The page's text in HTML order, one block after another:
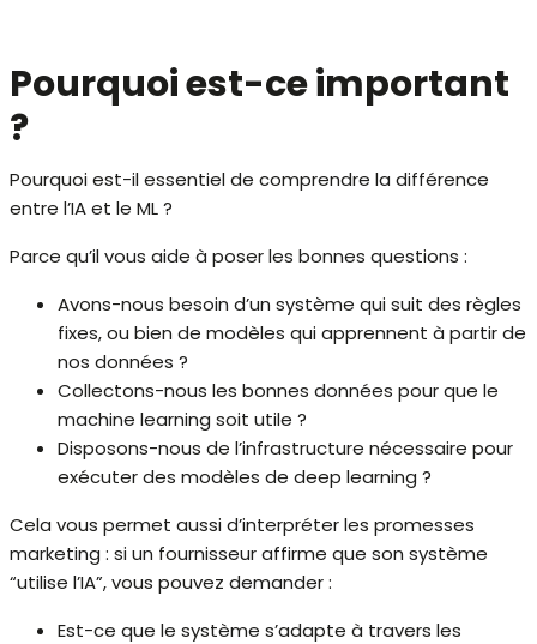
Pourquoi est-ce important
?
Pourquoi est-il essentiel de comprendre la différence
entre l’IA et le ML ?
Parce qu’il vous aide à poser les bonnes questions :
Avons-nous besoin d’un système qui suit des règles
fixes, ou bien de modèles qui apprennent à partir de
nos données ?
Collectons-nous les bonnes données pour que le
machine learning soit utile ?
Disposons-nous de l’infrastructure nécessaire pour
exécuter des modèles de deep learning ?
Cela vous permet aussi d’interpréter les promesses
marketing : si un fournisseur affirme que son système
“utilise l’IA”, vous pouvez demander :
Est-ce que le système s’adapte à travers les